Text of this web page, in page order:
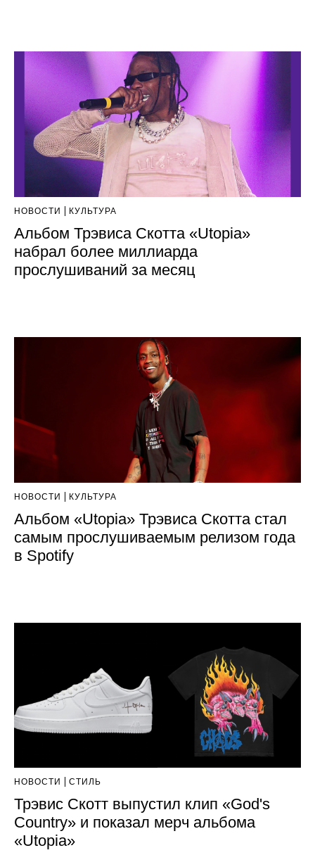
НОВОСТИ КУЛЬТУРА
Альбом Трэвиса Скотта «Utopia»
набрал более миллиарда
прослушиваний за месяц
НОВОСТИ КУЛЬТУРА
Альбом «Utopia» Трэвиса Скотта стал
самым прослушиваемым релизом года
в Spotify
НОВОСТИ СТИЛЬ
Трэвис Скотт выпустил клип «God's
Country» и показал мерч альбома
«Utopia»